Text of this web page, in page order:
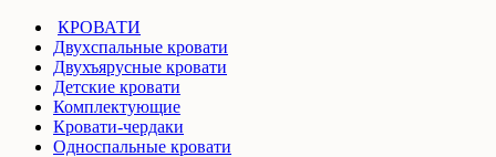
КРОВАТИ
Двухспальные кровати
Двухъярусные кровати
Детские кровати
Комплектующие
Кровати-чердаки
Односпальные кровати